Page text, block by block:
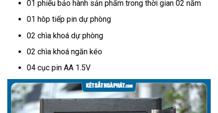
01 phiếu bảo hành sản phẩm trong thời gian 02 năm
01 hôp tiếp pin dự phòng
02 chìa khoá dự phòng
02 chìa khoá ngăn kéo
04 cục pin AA 1.5V